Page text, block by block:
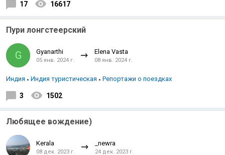
17 16617
Пури лонгстеерский
G Gyanarthi
05 янв. 2024 г.
Elena Vasta
08 янв. 2024 г.
Индия Индия туристическая Репортажи о поездках
3 1502
Любящее вождение)
Kerala
08 дек. 2023 г.
_newra
24 дек. 2023 г.